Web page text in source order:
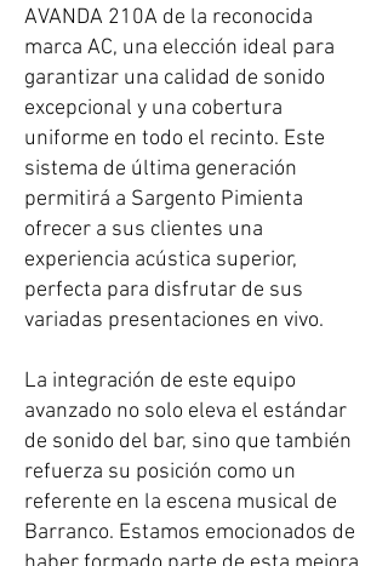
AVANDA 210A de la reconocida
marca AC, una elección ideal para
garantizar una calidad de sonido
excepcional y una cobertura
uniforme en todo el recinto. Este
sistema de última generación
permitirá a Sargento Pimienta
ofrecer a sus clientes una
experiencia acústica superior,
perfecta para disfrutar de sus
variadas presentaciones en vivo.
La integración de este equipo
avanzado no solo eleva el estándar
de sonido del bar, sino que también
refuerza su posición como un
referente en la escena musical de
Barranco. Estamos emocionados de